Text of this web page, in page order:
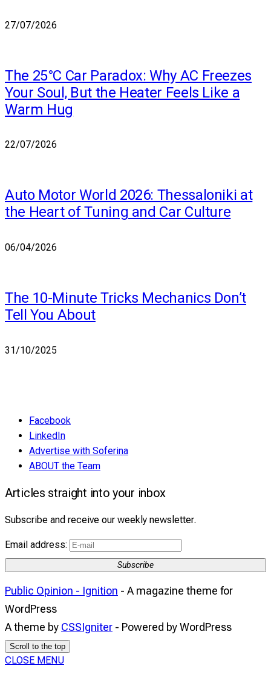
27/07/2026
The 25°C Car Paradox: Why AC Freezes
Your Soul, But the Heater Feels Like a
Warm Hug
22/07/2026
Auto Motor World 2026: Thessaloniki at
the Heart of Tuning and Car Culture
06/04/2026
The 10-Minute Tricks Mechanics Don’t
Tell You About
31/10/2025
Facebook
LinkedIn
Advertise with Soferina
ABOUT the Team
Articles straight into your inbox
Subscribe and receive our weekly newsletter.
Email address:
Subscribe
Public Opinion - Ignition - A magazine theme for
WordPress
A theme by CSSIgniter - Powered by WordPress
Scroll to the top
CLOSE MENU